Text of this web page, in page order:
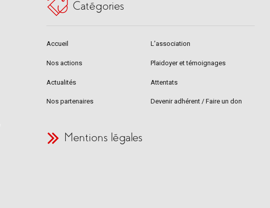
Catégories
Accueil L’association
Nos actions Plaidoyer et témoignages
Actualités Attentats
Nos partenaires Devenir adhérent / Faire un don
Mentions légales